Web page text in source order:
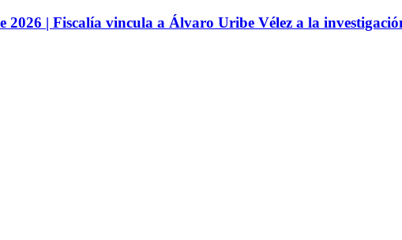
2026 | Fiscalía vincula a Álvaro Uribe Vélez a la